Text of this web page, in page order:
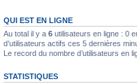
QUI EST EN LIGNE
Au total il y a 6 utilisateurs en ligne : 0
d’utilisateurs actifs ces 5 dernières
Le record du nombre d’utilisateurs en
STATISTIQUES